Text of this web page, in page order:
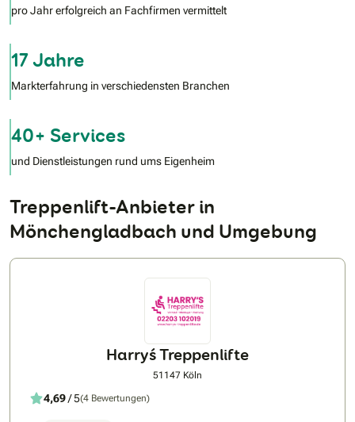
pro Jahr erfolgreich an Fachfirmen vermittelt
17 Jahre
Markterfahrung in verschiedensten Branchen
40+ Services
und Dienstleistungen rund ums Eigenheim
Treppenlift-Anbieter in
Mönchengladbach und Umgebung
Harry´s Treppenlifte
51147 Köln
4,69/ 5(4 Bewertungen)